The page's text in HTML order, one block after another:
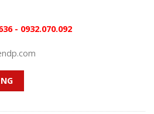
- 0932.070.092